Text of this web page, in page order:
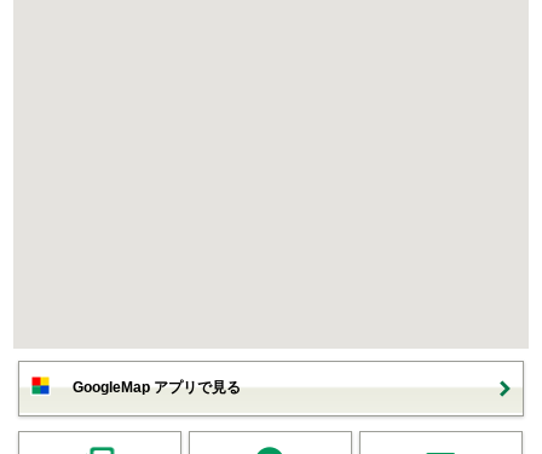
GoogleMap アプリで見る